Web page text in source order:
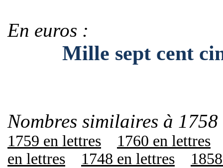
En euros :
Mille sept cent
Nombres similaires à
1759 en lettres
1760 en lettres
en lettres
1748 en lettres